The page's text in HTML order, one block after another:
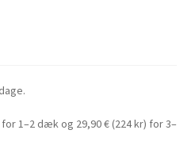
1–2 dæk og 29,90 € (224 kr) for 3–